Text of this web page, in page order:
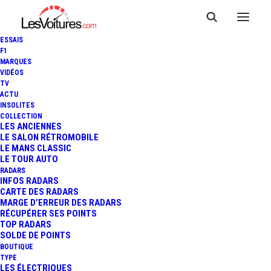
ESSAIS
F1
MARQUES
VIDÉOS
TV
ACTU
INSOLITES
COLLECTION
LES ANCIENNES
LE SALON RÉTROMOBILE
LE MANS CLASSIC
LE TOUR AUTO
RADARS
INFOS RADARS
CARTE DES RADARS
MARGE D’ERREUR DES RADARS
RÉCUPÉRER SES POINTS
TOP RADARS
SOLDE DE POINTS
BOUTIQUE
TYPE
LES ÉLECTRIQUES
6 avril 2017
MERCEDES-AMG GLC 63